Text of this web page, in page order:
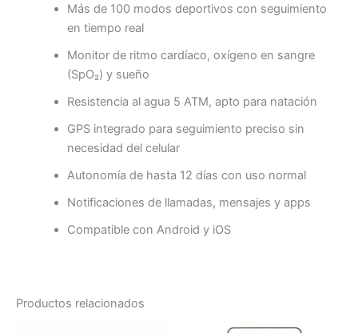
Más de 100 modos deportivos con seguimiento
en tiempo real
Monitor de ritmo cardíaco, oxígeno en sangre
(SpO₂) y sueño
Resistencia al agua 5 ATM, apto para natación
GPS integrado para seguimiento preciso sin
necesidad del celular
Autonomía de hasta 12 días con uso normal
Notificaciones de llamadas, mensajes y apps
Compatible con Android y iOS
Productos relacionados